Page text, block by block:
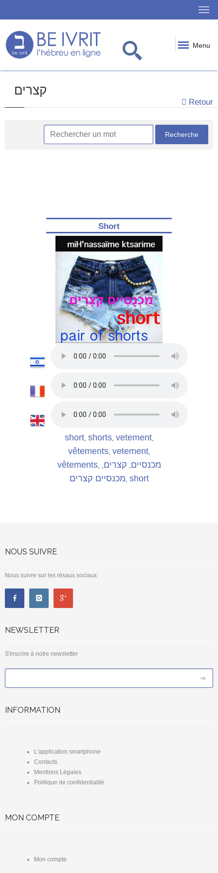
Menu
קצרים
Retour
Short
short, shorts, vetement,
vêtements, vetement,
vêtements, מכנסיים קצרים
מכנסיים קצרים short
NOUS SUIVRE
Nous suivre sur les résaux sociaux
NEWSLETTER
S'inscrire à notre newsletter
INFORMATION
L'application smartphone
Contacts
Mentions Légales
Politique de confidentialité
MON COMPTE
Mon compte